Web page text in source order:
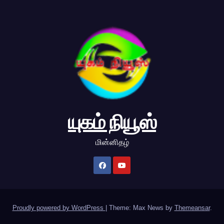
யுகம் நியூஸ்
மின்னிதழ்
Proudly powered by WordPress Theme: Max News by Themeansar.